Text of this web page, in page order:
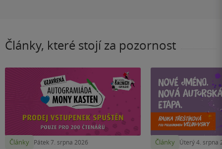
Články, které stojí za pozornost
Články Pátek 7. srpna 2026 Články Úterý 4. srpna